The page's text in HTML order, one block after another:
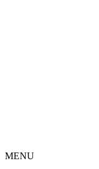
MENU